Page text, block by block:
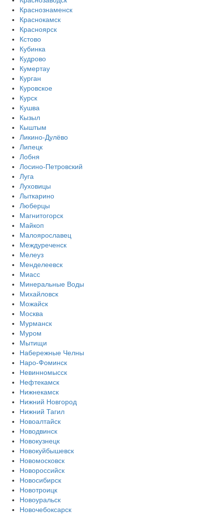
Краснознаменск
Краснокамск
Красноярск
Кстово
Кубинка
Кудрово
Кумертау
Курган
Куровское
Курск
Кушва
Кызыл
Кыштым
Ликино-Дулёво
Липецк
Лобня
Лосино-Петровский
Луга
Луховицы
Лыткарино
Люберцы
Магнитогорск
Майкоп
Малоярославец
Междуреченск
Мелеуз
Менделеевск
Миасс
Минеральные Воды
Михайловск
Можайск
Москва
Мурманск
Муром
Мытищи
Набережные Челны
Наро-Фоминск
Невинномысск
Нефтекамск
Нижнекамск
Нижний Новгород
Нижний Тагил
Новоалтайск
Новодвинск
Новокузнецк
Новокуйбышевск
Новомосковск
Новороссийск
Новосибирск
Новотроицк
Новоуральск
Новочебоксарск